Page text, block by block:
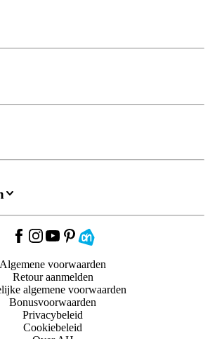
Algemene voorwaarden
Retour aanmelden
algemene voorwaarden
Bonusvoorwaarden
Privacybeleid
Cookiebeleid